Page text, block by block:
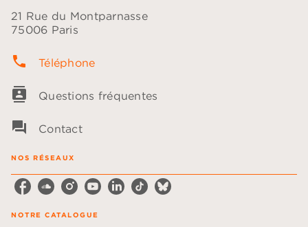
21 Rue du Montparnasse
75006 Paris
phone Téléphone
contacts Questions fréquentes
question_answer Contact
NOS RÉSEAUX
NOTRE CATALOGUE